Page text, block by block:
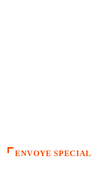
ENVOYE SPECIAL